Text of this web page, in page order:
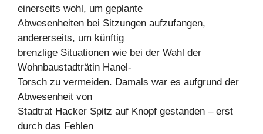
einerseits wohl, um geplante
Abwesenheiten bei Sitzungen aufzufangen,
andererseits, um künftig
brenzlige Situationen wie bei der Wahl der
Wohnbaustadträtin Hanel-
Torsch zu vermeiden. Damals war es aufgrund der
Abwesenheit von
Stadtrat Hacker Spitz auf Knopf gestanden – erst
durch das Fehlen